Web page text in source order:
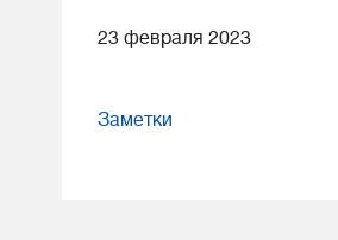
23 февраля 2023
Заметки